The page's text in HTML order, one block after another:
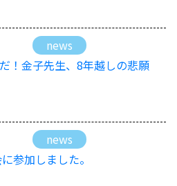
news
！金子先生、8年越しの悲願
news
参加しました。